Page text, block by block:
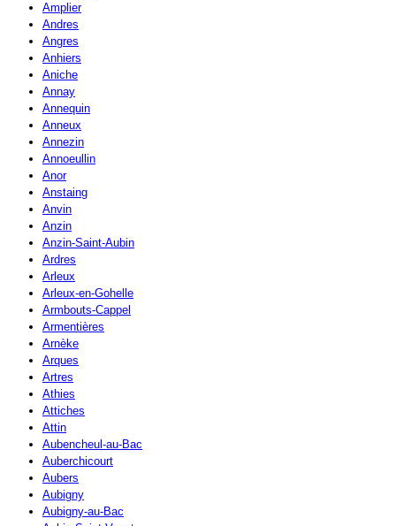
Amplier
Andres
Angres
Anhiers
Aniche
Annay
Annequin
Anneux
Annezin
Annoeullin
Anor
Anstaing
Anvin
Anzin
Anzin-Saint-Aubin
Ardres
Arleux
Arleux-en-Gohelle
Armbouts-Cappel
Armentières
Arnèke
Arques
Artres
Athies
Attiches
Attin
Aubencheul-au-Bac
Auberchicourt
Aubers
Aubigny
Aubigny-au-Bac